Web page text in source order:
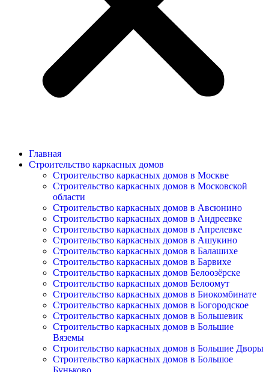
Главная
Строительство каркасных домов
Строительство каркасных домов в Москве
Строительство каркасных домов в Московской
области
Строительство каркасных домов в Авсюнино
Строительство каркасных домов в Андреевке
Строительство каркасных домов в Апрелевке
Строительство каркасных домов в Ашукино
Строительство каркасных домов в Балашихе
Строительство каркасных домов в Барвихе
Строительство каркасных домов Белоозёрске
Строительство каркасных домов Белоомут
Строительство каркасных домов в Биокомбинате
Строительство каркасных домов в Богородское
Строительство каркасных домов в Большевик
Строительство каркасных домов в Большие
Вяземы
Строительство каркасных домов в Большие Дворы
Строительство каркасных домов в Большое
Буньково